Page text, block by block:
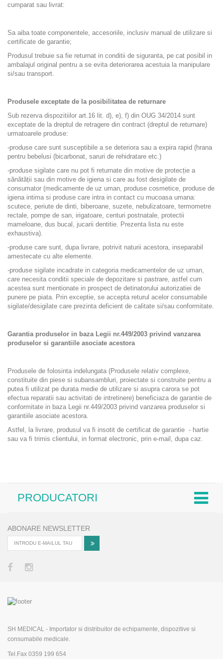
cumparat sau livrat:
Sa aiba toate componentele, accesoriile, inclusiv manual de utilizare si
certificate de garantie;
Produsul trebuie sa fie returnat in conditii de siguranta, pe cat posibil in
ambalajul original pentru a se evita deteriorarea acestuia la manipulare
si/sau transport.
Produsele exceptate de la posibilitatea de returnare
Sub rezerva dispozitiilor art.16 lit. d), e), f) din OUG 34/2014 sunt
exceptate de la dreptul de retragere din contract (dreptul de returnare)
urmatoarele produse:
-produse care sunt susceptibile a se deteriora sau a expira rapid (hrana
pentru bebelusi (bicarbonat, saruri de rehidratare etc.)
-produse sigilate care nu pot fi returnate din motive de protecție a
sănătății sau din motive de igiena si care au fost desigilate de
consumator (medicamente de uz uman, produse cosmetice, produse de
igiena intima si produse care intra in contact cu mucoasa umana:
scutece, periute de dinti, biberoane, suzete, nebulizatoare, termometre
rectale, pompe de san, irigatoare, centuri postnatale, protectii
mameloane, dus bucal, jucarii dentitie. Prezenta lista nu este
exhaustiva).
-produse care sunt, dupa livrare, potrivit naturii acestora, inseparabil
amestecate cu alte elemente.
-produse sigilate incadrate in categoria medicamentelor de uz uman,
care necesita conditii speciale de depozitare si pastrare, astfel cum
acestea sunt mentionate in prospect de detinatorului autorizatiei de
punere pe piata. Prin exceptie, se accepta returul acelor consumabile
sigilate/desigilate care prezinta deficient de calitate si/sau conformitate.
Garantia produselor in baza Legii nr.449/2003 privind vanzarea
produselor si garantiile asociate acestora
Produsele de folosinta indelungata (Produsele relativ complexe,
constituite din piese si subansambluri, proiectate si construite pentru a
putea fi utilizat pe durata medie de utilizare si asupra carora se pot
efectua reparatii sau activitati de intretinere) beneficiaza de garantie de
conformitate in baza Legii nr.449/2003 privind vanzarea produselor si
garantiile asociate acestora.
Astfel, la livrare, produsul va fi insotit de certificat de garantie - hartie
sau va fi trimis clientului, in format electronic, prin e-mail, dupa caz.
PRODUCATORI
ABONARE NEWSLETTER
SH MEDICAL - Importator si distribuitor de echipamente, dispozitive si
consumabile medicale.
Tel.Fax 0359 199 654